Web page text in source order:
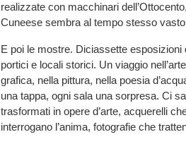
realizzate con macchinari
Cuneese sembra al tempo stesso
E poi le mostre. Diciassette
portici e locali storici. Un viaggio
grafica, nella pittura, nella poesia
una tappa, ogni sala una sorpresa. Ci
trasformati in opere d’arte, acquerelli
interrogano l’anima, fotografie che